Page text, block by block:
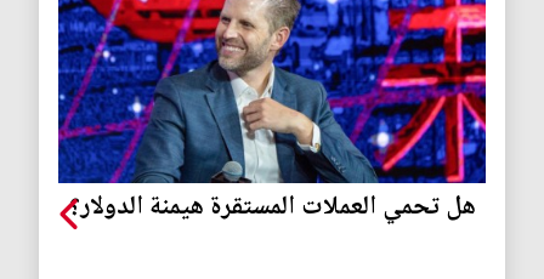
هل تحمي العملات المستقرة هيمنة الدولار؟